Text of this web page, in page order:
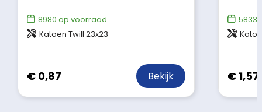
8980 op voorraad
Katoen Twill 23x23
€ 0,87 Bekijk
58335
€ 1,57